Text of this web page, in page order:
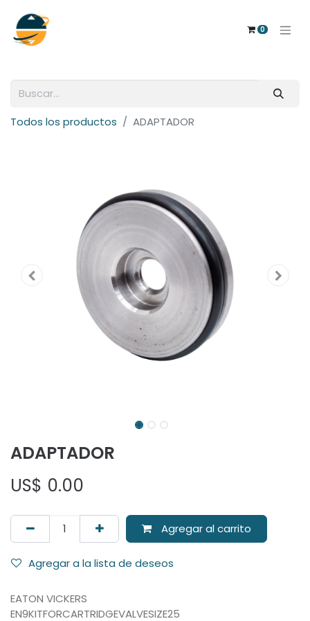
0
Todos los productos ADAPTADOR
ADAPTADOR
US$ 0.00
Agregar al carrito
Agregar a la lista de deseos
EATON VICKERS
EN9KITFORCARTRIDGEVALVESIZE25